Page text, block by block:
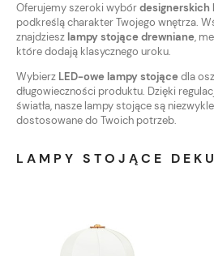
Oferujemy szeroki wybórdesignerskich
podkreślą charakter Twojego wnętrza.
znajdziesz lampy stojące drewniane,
które dodają klasycznego uroku.
Wybierz LED-owe lampy stojącedla
długowieczności produktu. Dzięki
światła, nasze lampy stojące są
dostosowane do Twoich potrzeb.
LAMPY STOJĄCE DEKU